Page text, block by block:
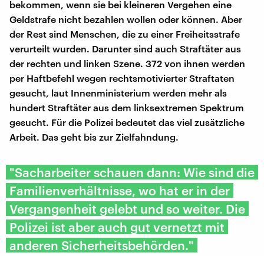
bekommen, wenn sie bei kleineren Vergehen eine
Geldstrafe nicht bezahlen wollen oder können. Aber
der Rest sind Menschen, die zu einer Freiheitsstrafe
verurteilt wurden. Darunter sind auch Straftäter aus
der rechten und linken Szene. 372 von ihnen werden
per Haftbefehl wegen rechtsmotivierter Straftaten
gesucht, laut Innenministerium werden mehr als
hundert Straftäter aus dem linksextremen Spektrum
gesucht. Für die Polizei bedeutet das viel zusätzliche
Arbeit. Das geht bis zur Zielfahndung.
"Sacharbeiter schauen dann: Wie sind die
Familienverhältnisse, wo hat er in der
Vergangenheit gelebt und so weiter. Die
Polizei ist aber auch gut vernetzt mit
anderen Sicherheitsbehörden."